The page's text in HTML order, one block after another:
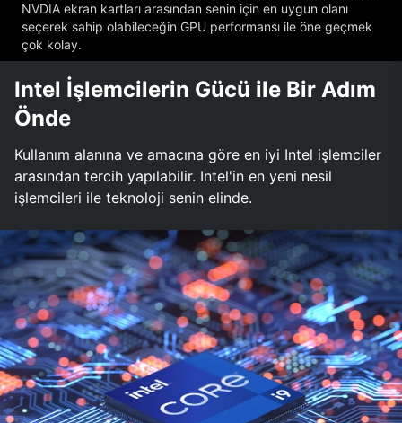
NVDIA ekran kartları arasından senin için en uygun olanı
seçerek sahip olabileceğin GPU performansı ile öne geçmek
çok kolay.
Intel İşlemcilerin Gücü ile Bir Adım
Önde
Kullanım alanına ve amacına göre en iyi Intel işlemciler
arasından tercih yapılabilir. Intel'in en yeni nesil
işlemcileri ile teknoloji senin elinde.